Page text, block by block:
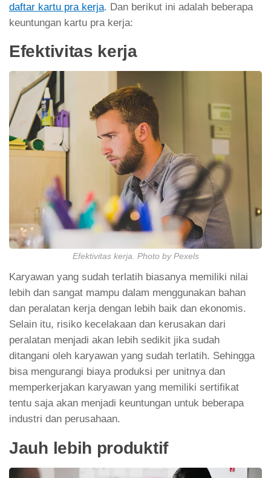
daftar kartu pra kerja. Dan berikut ini adalah beberapa
keuntungan kartu pra kerja:
Efektivitas kerja
Efektivitas kerja. Photo by Pexels
Karyawan yang sudah terlatih biasanya memiliki nilai
lebih dan sangat mampu dalam menggunakan bahan
dan peralatan kerja dengan lebih baik dan ekonomis.
Selain itu, risiko kecelakaan dan kerusakan dari
peralatan menjadi akan lebih sedikit jika sudah
ditangani oleh karyawan yang sudah terlatih. Sehingga
bisa mengurangi biaya produksi per unitnya dan
memperkerjakan karyawan yang memiliki sertifikat
tentu saja akan menjadi keuntungan untuk beberapa
industri dan perusahaan.
Jauh lebih produktif